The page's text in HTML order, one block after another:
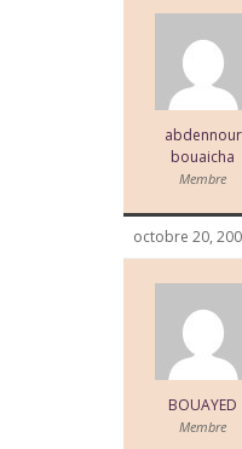
abdennour
bouaicha
Membre
octobre 20,
BOUAYED
Membre